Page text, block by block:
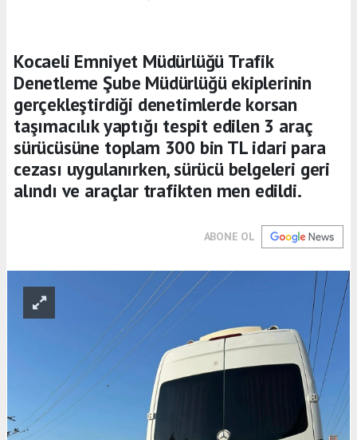
Kocaeli Emniyet Müdürlüğü Trafik
Denetleme Şube Müdürlüğü ekiplerinin
gerçekleştirdiği denetimlerde korsan
taşımacılık yaptığı tespit edilen 3 araç
sürücüsüne toplam 300 bin TL idari para
cezası uygulanırken, sürücü belgeleri geri
alındı ve araçlar trafikten men edildi.
ABONE OL